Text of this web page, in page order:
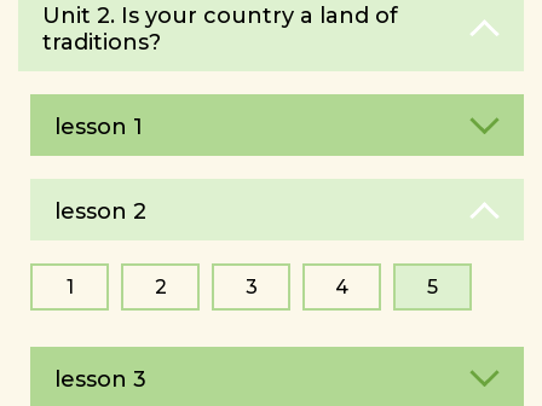
Unit 2. Is your country a land of
traditions?
lesson 1
lesson 2
1 2 3 4 5
lesson 3